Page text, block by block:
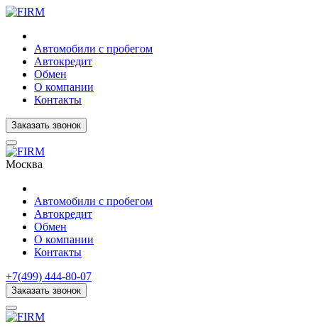
Автомобили с пробегом
Автокредит
Обмен
О компании
Контакты
Заказать звонок
Москва
Автомобили с пробегом
Автокредит
Обмен
О компании
Контакты
+7(499) 444-80-07
Заказать звонок